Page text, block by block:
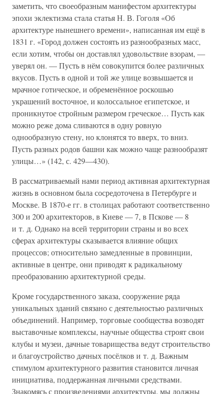
заметить, что своеобразным манифестом архитектуры
эпохи эклектизма стала статья Н. В. Гоголя «Об
архитектуре нынешнего времени», написанная им ещё в
1831 г. «Город должен состоять из разнообразных масс,
если хотим, чтобы он доставлял удовольствие взорам, —
уверял он. — Пусть в нём совокупится более различных
вкусов. Пусть в одной и той же улице возвышается и
мрачное готическое, и обременённое роскошью
украшений восточное, и колоссальное египетское, и
проникнутое стройным размером греческое… Пусть как
можно реже дома сливаются в одну ровную
однообразную стену, но клонятся то вверх, то вниз.
Пусть разных родов башни как можно чаще разнообразят
улицы…» (142, с. 429—430).
В рассматриваемый нами период активная архитектурная
жизнь в основном была сосредоточена в Петербурге и
Москве. В 1870-е гг. в столицах работают соответственно
300 и 200 архитекторов, в Киеве — 7, в Пскове — 8
и т. д. Однако на всей территории страны и во всех
сферах архитектуры сказывается влияние общих
процессов; относительно замедленные в провинции,
активные в центре, они приводят к радикальному
преобразованию архитектурной среды.
Кроме государственного заказа, сооружение ряда
уникальных зданий связано с деятельностью различных
объединений. Например, торговые сообщества возводят
выставочные комплексы, научные общества строят свои
клубы и музеи, дачные товарищества ведут строительство
и благоустройство дачных посёлков и т. д. Важным
стимулом архитектурного развития становится личная
инициатива, поддержанная личными средствами.
Знакомясь с произведениями архитектуры, мы должны